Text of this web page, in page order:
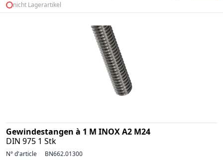
nicht Lagerartikel
Gewindestangen à 1 M INOX A2 M24
DIN 975 1 Stk
N° d'article BN662.01300